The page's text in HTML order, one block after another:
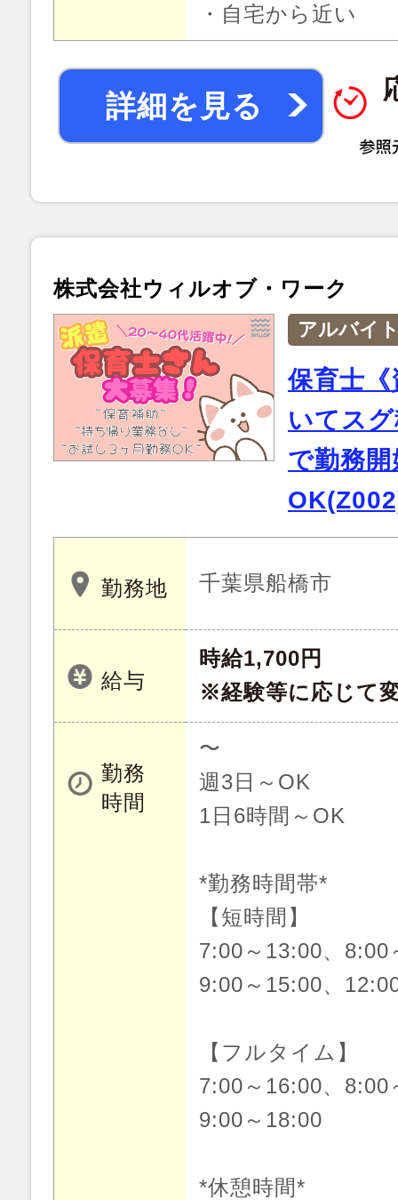
・自宅から近い
詳細を見る
株式会社ウィルオブ・ワーク
アルバイ
保育士
いてス
で勤務
勤務地 千葉県船橋市
給与
時給1,700円
※経験等に応じて
勤務
時間
〜
週3日～OK
1日6時間～OK
*勤務時間帯*
【短時間】
7:00～13:00、8:00
9:00～15:00、
【フルタイム】
7:00～16:00、8:00
9:00～18:00
*休憩時間*